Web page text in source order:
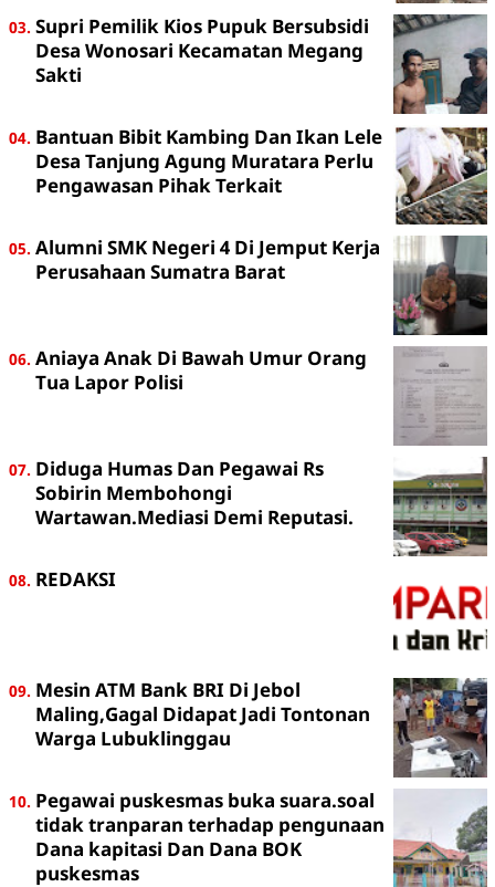
Supri Pemilik Kios Pupuk Bersubsidi
Desa Wonosari Kecamatan Megang
Sakti
Bantuan Bibit Kambing Dan Ikan Lele
Desa Tanjung Agung Muratara Perlu
Pengawasan Pihak Terkait
Alumni SMK Negeri 4 Di Jemput Kerja
Perusahaan Sumatra Barat
Aniaya Anak Di Bawah Umur Orang
Tua Lapor Polisi
Diduga Humas Dan Pegawai Rs
Sobirin Membohongi
Wartawan.Mediasi Demi Reputasi.
REDAKSI
Mesin ATM Bank BRI Di Jebol
Maling,Gagal Didapat Jadi Tontonan
Warga Lubuklinggau
Pegawai puskesmas buka suara.soal
tidak tranparan terhadap pengunaan
Dana kapitasi Dan Dana BOK
puskesmas